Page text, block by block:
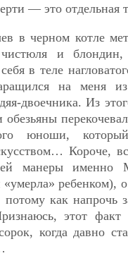
— это отдельная
в черном котле
и блондин,
в теле
на меня
двоечника. Из
юноши,
Короче,
манеры именно
«умерла» ребенком),
потому как напрочь
этот факт
когда давно